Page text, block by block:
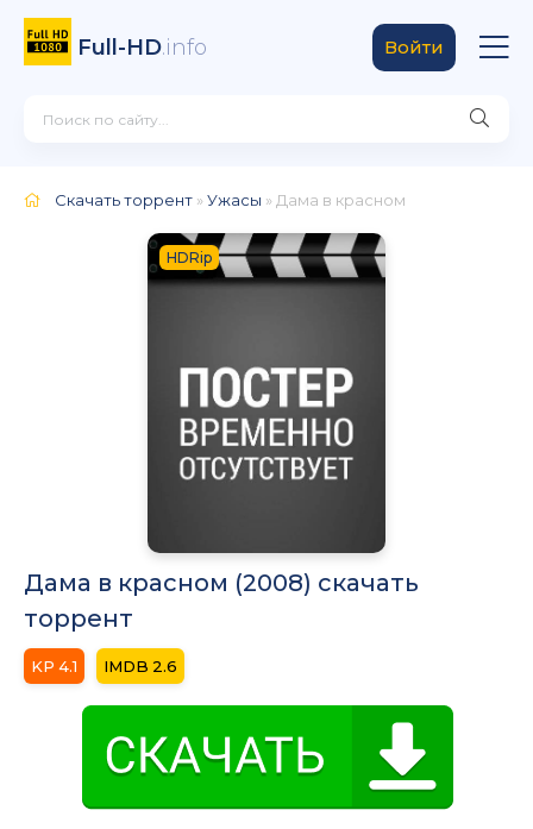
Full-HD.info Войти
Скачать торрент »Ужасы » Дама в красном
HDRip
Дама в красном (2008) скачать
торрент
4.1 2.6